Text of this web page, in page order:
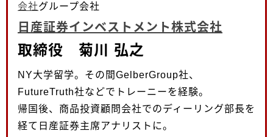
会社グループ会社
日産証券インベストメント株式会社
取締役 菊川 弘之
NY大学留学。その間GelberGroup社、
FutureTruth社などでトレーニーを経験。
帰国後、商品投資顧問会社でのディーリング部長を
経て日産証券主席アナリストに。